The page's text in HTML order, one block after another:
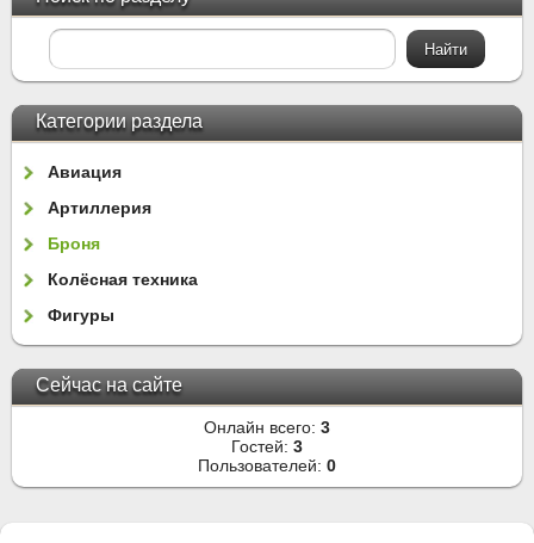
Категории раздела
Авиация
Артиллерия
Броня
Колёсная техника
Фигуры
Сейчас на сайте
Онлайн всего: 3
Гостей: 3
Пользователей: 0